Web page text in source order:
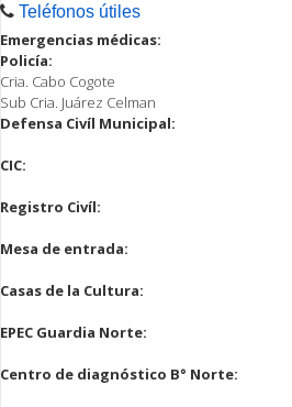
Teléfonos útiles
Emergencias médicas:
Policía:
Cria. Cabo Cogote
Sub Cria. Juárez Celman
Defensa Civíl Municipal:
CIC:
Registro Civíl:
Mesa de entrada:
Casas de la Cultura:
EPEC Guardia Norte:
Centro de diagnóstico B° Norte: